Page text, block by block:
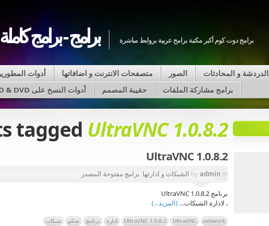
برامج - برامج برامج دوت كوم أكبر مكتبة برامج عربية بروابط مباشرة
أدوات متصفحات الانترنت و اضافاتها الصور الدردشة و المحادثات
أدوات النسخ على CD & DVD حقيبة المصمم برامج مشاركة الملفات
tagged UltraVNC 1.0.8.2
UltraVNC 1.0.8.2
byadmin in الشبكات و ادارتها, برامج مفتوحة المصدر
برنامج UltraVNC 1.0.8.2
، لادارة الشبكات… (المزيد…)
network
UltraVNC
UltraVNC 1.0.8.2 ادارة برنامج تحكم شبكات